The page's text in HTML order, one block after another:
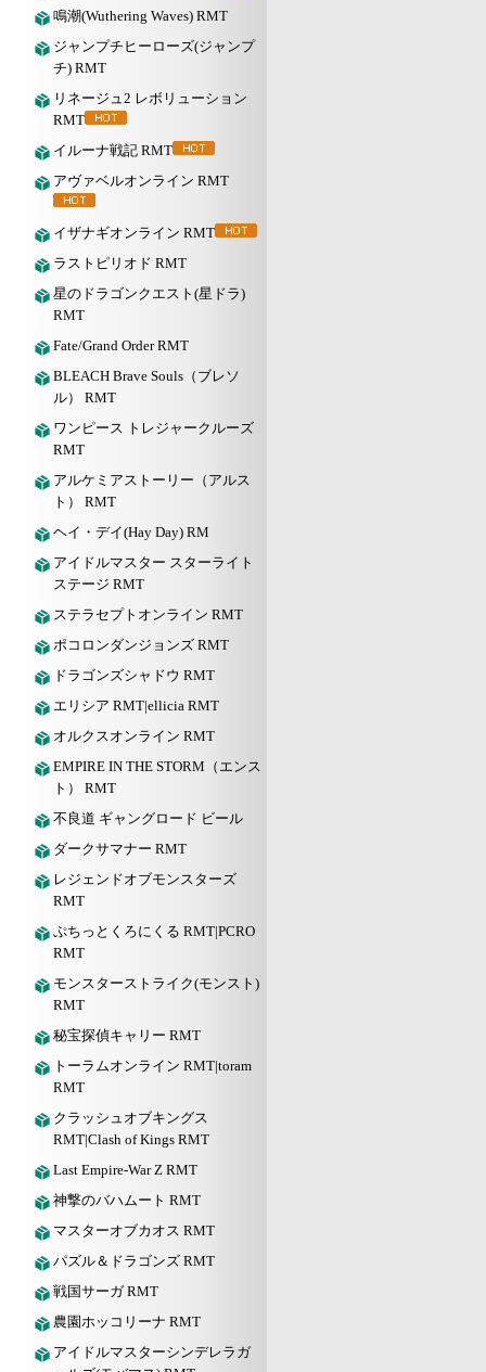
鳴潮(Wuthering Waves) RMT
ジャンプチヒーローズ(ジャンプ
チ) RMT
リネージュ2 レボリューション
RMT
イルーナ戦記 RMT
アヴァベルオンライン RMT
イザナギオンライン RMT
ラストピリオド RMT
星のドラゴンクエスト(星ドラ)
RMT
Fate/Grand Order RMT
BLEACH Brave Souls（ブレソ
ル） RMT
ワンピース トレジャークルーズ
RMT
アルケミアストーリー（アルス
ト） RMT
ヘイ・デイ(Hay Day) RM
アイドルマスター スターライト
ステージ RMT
ステラセプトオンライン RMT
ポコロンダンジョンズ RMT
ドラゴンズシャドウ RMT
エリシア RMT|ellicia RMT
オルクスオンライン RMT
EMPIRE IN THE STORM（エンス
ト） RMT
不良道 ギャングロード ビール
ダークサマナー RMT
レジェンドオブモンスターズ
RMT
ぷちっとくろにくる RMT|PCRO
RMT
モンスターストライク(モンスト)
RMT
秘宝探偵キャリー RMT
トーラムオンライン RMT|toram
RMT
クラッシュオブキングス
RMT|Clash of Kings RMT
Last Empire-War Z RMT
神撃のバハムート RMT
マスターオブカオス RMT
パズル＆ドラゴンズ RMT
戦国サーガ RMT
農園ホッコリーナ RMT
アイドルマスターシンデレラガ